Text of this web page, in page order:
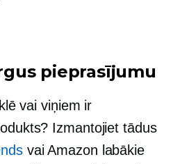
pieprasījumu
vai viņiem ir
Izmantojiet tādus
vai Amazon labākie